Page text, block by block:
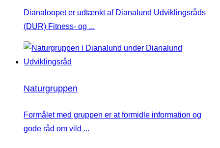
Dianaloopet er udtænkt af Dianalund Udviklingsråds
(DUR) Fitness- og ...
Naturgruppen
Formålet med gruppen er at formidle information og
gode råd om vild ...